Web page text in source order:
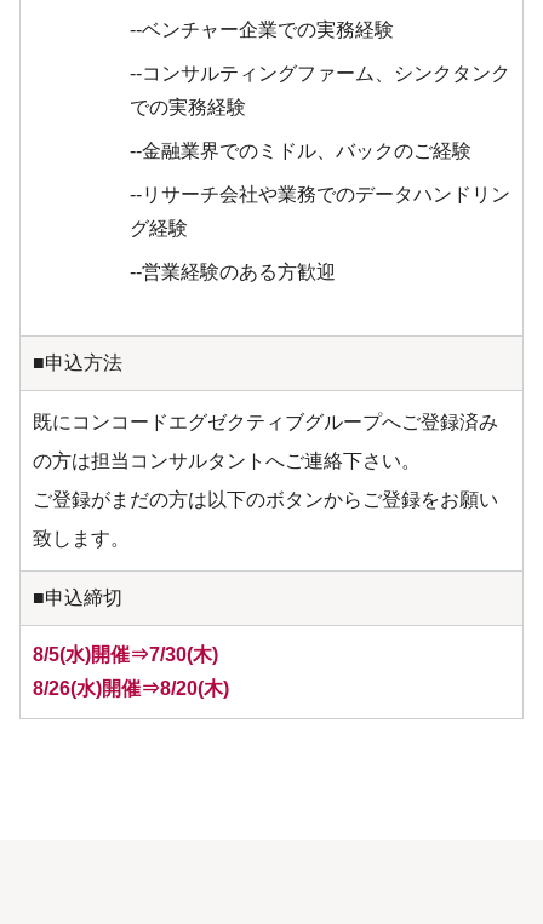
--ベンチャー企業での実務経験
--コンサルティングファーム、シンクタンク
での実務経験
--金融業界でのミドル、バックのご経験
--リサーチ会社や業務でのデータハンドリン
グ経験
--営業経験のある方歓迎
■申込方法
既にコンコードエグゼクティブグループへご登録済み
の方は担当コンサルタントへご連絡下さい。
ご登録がまだの方は以下のボタンからご登録をお願い
致します。
■申込締切
8/5(水)開催⇒7/30(木)
8/26(水)開催⇒8/20(木)